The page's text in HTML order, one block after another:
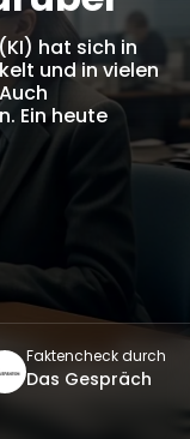
hat sich in
und in vielen
Ein heute
Faktencheck durch
Das Gespräch